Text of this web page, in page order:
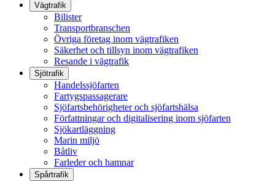
Vägtrafik
Bilister
Transportbranschen
Övriga företag inom vägtrafiken
Säkerhet och tillsyn inom vägtrafiken
Resande i vägtrafik
Sjötrafik
Handelssjöfarten
Fartygspassagerare
Sjöfartsbehörigheter och sjöfartshälsa
Författningar och digitalisering inom sjöfarten
Sjökartläggning
Marin miljö
Båtliv
Farleder och hamnar
Spårtrafik